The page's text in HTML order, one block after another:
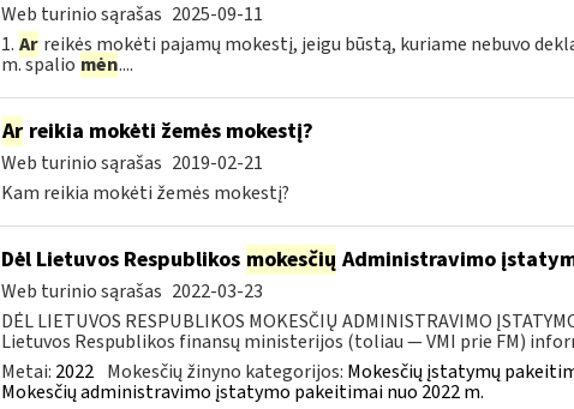
Web turinio sąrašas 2025-09-11
1. Ar reikės mokėti pajamų mokestį, jeigu būstą, kuriame nebuvo
m. spalio mėn....
Arreikia mokėti žemės mokestį?
Web turinio sąrašas 2019-02-21
Kam reikia mokėti žemės mokestį?
Dėl Lietuvos Respublikos mokesčių Administravimo
Web turinio sąrašas 2022-03-23
DĖL LIETUVOS RESPUBLIKOS MOKESČIŲ ADMINISTRAVIMO
Lietuvos Respublikos finansų ministerijos (toliau — VMI prie FM)
Metai: 2022 Mokesčių žinyno kategorijos: Mokesčių įstatymų
Mokesčių administravimo įstatymo pakeitimai nuo 2022 m.